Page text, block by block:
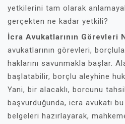
yetkilerini tam olarak
gerçekten ne kadar yetkili?
İcra Avukatlarının Görevleri
avukatlarının görevleri,
haklarını savunmakla başlar.
başlatabilir, borçlu aleyhine
Yani, bir alacaklı, borcunu
başvurduğunda, icra avukatı
belgeleri hazırlayarak,